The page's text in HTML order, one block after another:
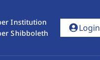
Institution
Shibboleth
account_circleLogin